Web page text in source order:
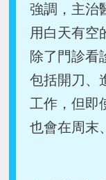
強調，主治
用白天有空
除了門診看
包括開刀、
工作，但即
也會在周末